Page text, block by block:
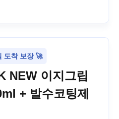
도착 보장 🚀
NEW 이지그립
+ 발수코팅제